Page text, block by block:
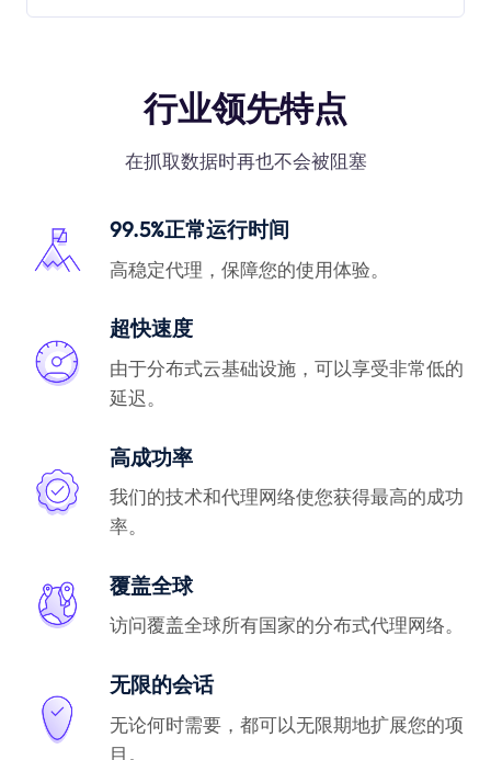
行业领先特点
在抓取数据时再也不会被阻塞
99.5%正常运行时间
高稳定代理，保障您的使用体验。
超快速度
由于分布式云基础设施，可以享受非常低的
延迟。
高成功率
我们的技术和代理网络使您获得最高的成功
率。
覆盖全球
访问覆盖全球所有国家的分布式代理网络。
无限的会话
无论何时需要，都可以无限期地扩展您的项
目。